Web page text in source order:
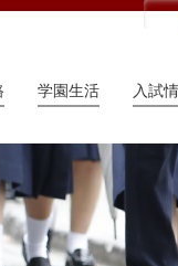
学園生活 入試